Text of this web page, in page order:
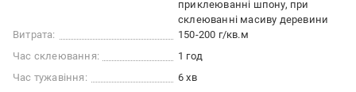
Витрата:
приклеюванні шпону, при
склеюванні масиву деревини
150-200 г/кв.м
Час склеювання:
1 год
Час тужавіння:
6 хв